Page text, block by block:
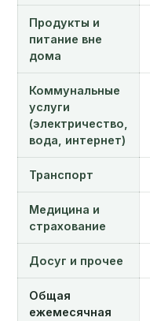
Продукты и
питание вне
дома
Коммунальные
услуги
(электричество,
вода, интернет)
Транспорт
Медицина и
страхование
Досуг и прочее
Общая
ежемесячная